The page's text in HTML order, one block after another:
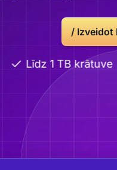
/ Izveidot
Līdz 1 TB krātuve